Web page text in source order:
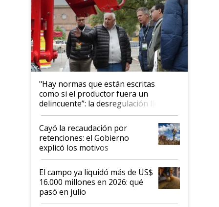
"Hay normas que están escritas
como si el productor fuera un
delincuente”: la desregulación llegó
al Congreso Aapresid y hasta se
habló del financiamiento al IPCVA
Cayó la recaudación por
retenciones: el Gobierno
explicó los motivos
El campo ya liquidó más de US$
16.000 millones en 2026: qué
pasó en julio